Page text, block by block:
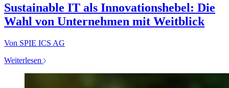
Sustainable IT als Innovationshebel: Die
Wahl von Unternehmen mit Weitblick
Von SPIE ICS AG
Weiterlesen